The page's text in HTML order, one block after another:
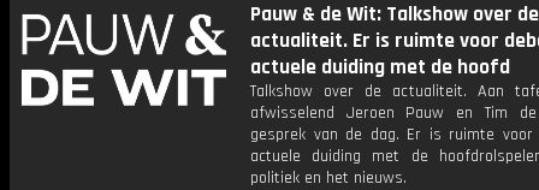
Pauw & de Wit: Talkshow over de
actualiteit. Er is ruimte voor
actuele duiding met de hoofd
Talkshow over de actualiteit. Aan
afwisselend Jeroen Pauw en Tim
gesprek van de dag. Er is ruimte
actuele duiding met de
politiek en het nieuws.